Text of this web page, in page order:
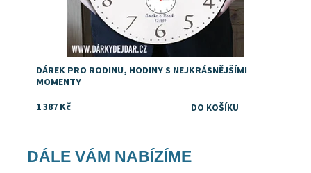
DÁREK PRO RODINU, HODINY S NEJKRÁSNĚJŠÍMI
MOMENTY
1 387 Kč
DÁLE VÁM NABÍZÍME